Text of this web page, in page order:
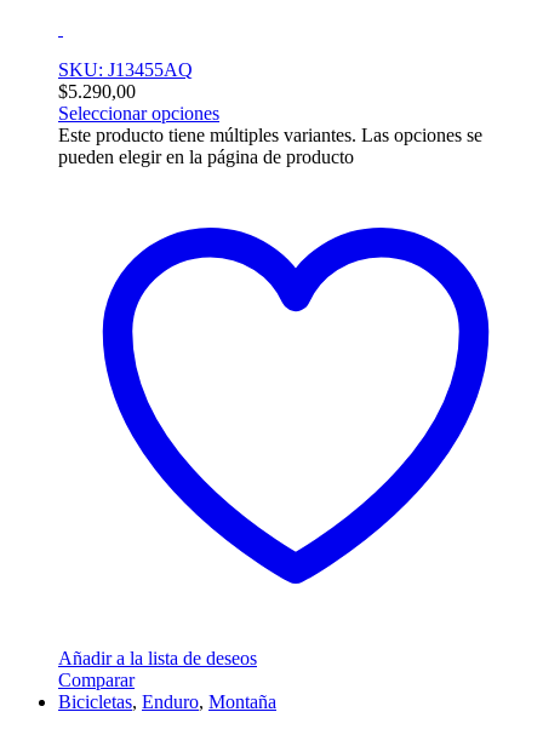
SKU: J13455AQ
$5.290,00
Seleccionar opciones
Este producto tiene múltiples variantes. Las opciones se
pueden elegir en la página de producto
Añadir a la lista de deseos
Comparar
Bicicletas, Enduro, Montaña